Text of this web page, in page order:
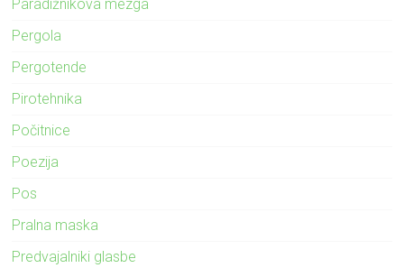
Paradižnikova mezga
Pergola
Pergotende
Pirotehnika
Počitnice
Poezija
Pos
Pralna maska
Predvajalniki glasbe